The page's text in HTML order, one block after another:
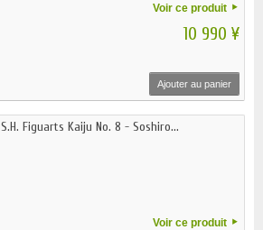
Voir ce produit
10 990 ¥
Ajouter au panier
S.H. Figuarts Kaiju No. 8 - Soshiro...
Voir ce produit